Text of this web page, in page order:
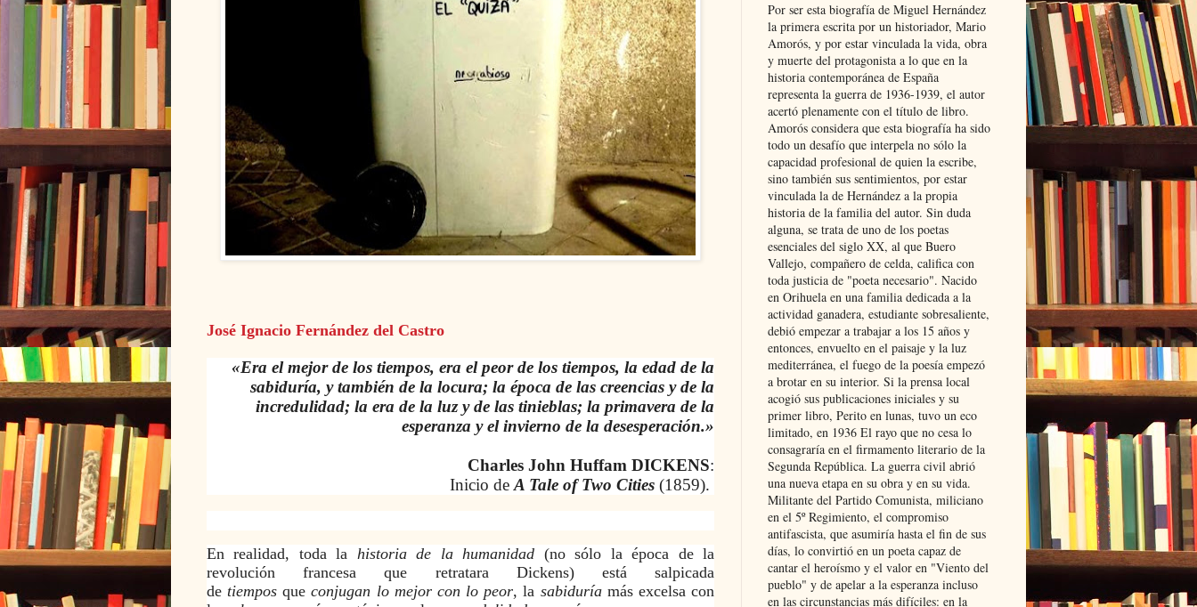
José Ignacio Fernández del Castro
«Era el mejor de los tiempos, era el peor de los tiempos, la edad de la
sabiduría, y también de la locura; la época de las creencias y de la
incredulidad; la era de la luz y de las tinieblas; la primavera de la
esperanza y el invierno de la desesperación.»
Charles John Huffam DICKENS:
Inicio deA Tale of Two Cities (1859).
En realidad, toda la historia de la humanidad (no sólo la época de la
revolución francesa que retratara Dickens) está salpicada
detiempos queconjugan lo mejor con lo peor, la sabiduríamás excelsa con
Por ser esta biografía de Miguel Hernández
la primera escrita por un historiador, Mario
Amorós, y por estar vinculada la vida, obra
y muerte del protagonista a lo que en la
historia contemporánea de España
representa la guerra de 1936-1939, el autor
acertó plenamente con el título de libro.
Amorós considera que esta biografía ha sido
todo un desafío que interpela no sólo la
capacidad profesional de quien la escribe,
sino también sus sentimientos, por estar
vinculada la de Hernández a la propia
historia de la familia del autor. Sin duda
alguna, se trata de uno de los poetas
esenciales del siglo XX, al que Buero
Vallejo, compañero de celda, califica con
toda justicia de "poeta necesario". Nacido
en Orihuela en una familia dedicada a la
actividad ganadera, estudiante sobresaliente,
debió empezar a trabajar a los 15 años y
entonces, envuelto en el paisaje y la luz
mediterránea, el fuego de la poesía empezó
a brotar en su interior. Si la prensa local
acogió sus publicaciones iniciales y su
primer libro, Perito en lunas, tuvo un eco
limitado, en 1936 El rayo que no cesa lo
consagraría en el firmamento literario de la
Segunda República. La guerra civil abrió
una nueva etapa en su obra y en su vida.
Militante del Partido Comunista, miliciano
en el 5º Regimiento, el compromiso
antifascista, que asumiría hasta el fin de sus
días, lo convirtió en un poeta capaz de
cantar el heroísmo y el valor en "Viento del
pueblo" y de apelar a la esperanza incluso
en las circunstancias más difíciles: en la